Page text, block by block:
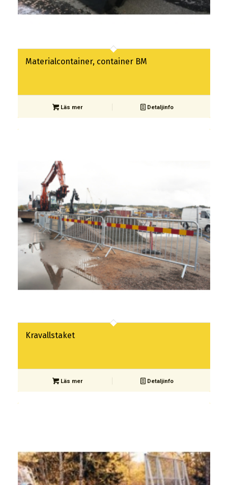
Materialcontainer, container BM
Läs mer Detaljinfo
Kravallstaket
Läs mer Detaljinfo